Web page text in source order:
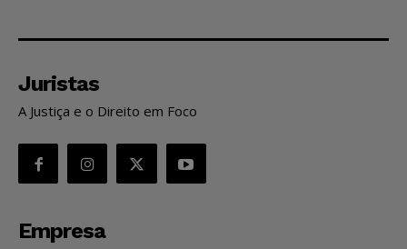
Juristas
A Justiça e o Direito em Foco
Empresa